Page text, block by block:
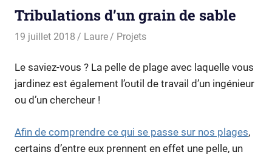
Tribulations d’un grain de sable
19 juillet 2018 Laure Projets
Le saviez-vous ? La pelle de plage avec laquelle vous
jardinez est également l’outil de travail d’un ingénieur
ou d’un chercheur !
Afin de comprendre ce qui se passe sur nos plages,
certains d’entre eux prennent en effet une pelle, un